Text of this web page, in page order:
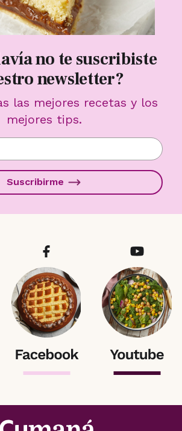
no te suscribiste
newsletter?
las mejores recetas y los
mejores tips.
Suscribirme